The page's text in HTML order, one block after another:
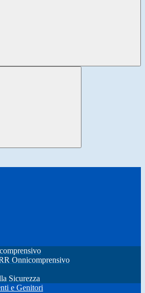
Onnicomprensivo
Sicurezza
e Genitori